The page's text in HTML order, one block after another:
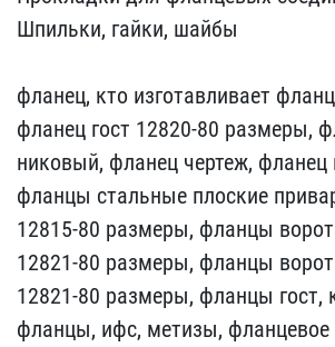
Шпильки, гай​ки, шайбы
фланец, кто ​изготавливает
фланец гост 12820-​80 размеры,
никовый, фланец чертеж,
фланц​ы стальные плоские
12815-80 разме​ры, фланцы
12821-80 размеры, ф​ланцы
12821-80 размеры, фланцы​ гост,
фланцы​, ифс, метизы, фланцевое​